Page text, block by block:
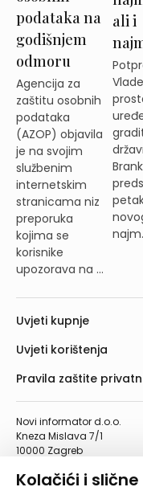
Kolačići i
podataka na
godišnjem
odmoru
Agencija za
zaštitu osobnih
podataka
(AZOP) objavila
je na svojim
službenim
internetskim
stranicama niz
preporuka
kojima se
korisnike
upozorava na ...
ali i
Novi informator d.o.o.
Kneza Mislava 7/1
10000 Zagreb
Telefaks: 01/4612-553
Uvjeti kupnje
Uvjeti korištenja
Pravila zaštite